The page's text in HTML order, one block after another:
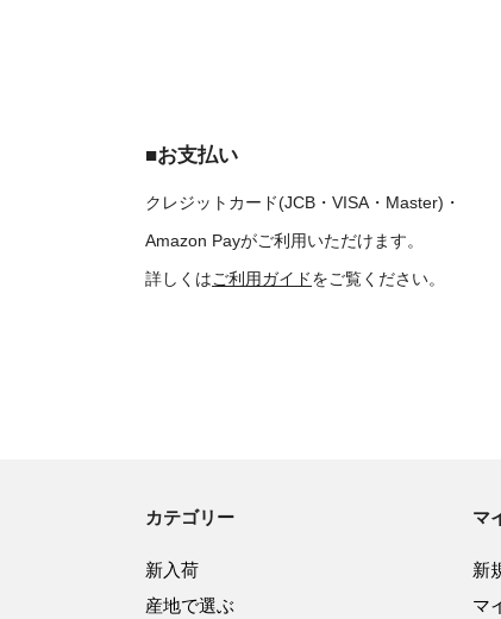
■お支払い
クレジットカード(JCB・VISA・Master)・
Amazon Payがご利用いただけます。
詳しくはご利用ガイドをご覧ください。
カテゴリー
新入荷
産地で選ぶ
マ
新
マ